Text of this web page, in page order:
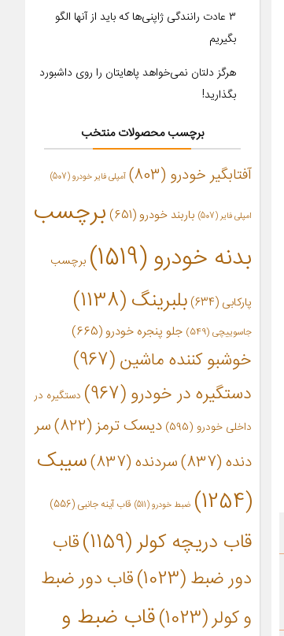
۳ عادت رانندگی ژاپنی‌ها که باید از آنها الگو
بگیریم
هرگز دلتان نمی‌خواهد پاهایتان را روی داشبورد
بگذارید!
برچسب محصولات منتخب
آفتابگیر خودرو (803) آمپلی فایر خودرو(507)
امپلی فایر (507) باربند خودرو(651)
برچسب
بدنه خودرو(1519) برچسب
پارکابی (634) بلبرینگ(1138)
جاسوییچی (549) جلو پنجره خودرو (665)
خوشبو کننده ماشین(967)
دستگیره در خودرو(967)
دستگیره در
داخلی خودرو (595) دیسک ترمز(822)
سر
دنده(837) سردنده(837)
سیبک
(1254)
ضبط خودرو(511) قاب آینه جانبی (556)
قاب دریچه کولر(1159)
قاب
دور ضبط(1023)
قاب دور ضبط
و کولر(1023)
قاب ضبط و